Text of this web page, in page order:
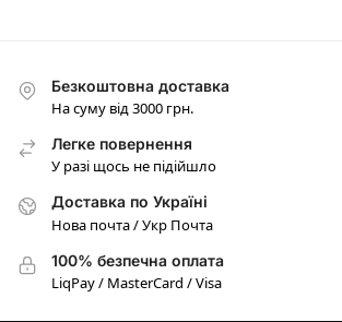
Безкоштовна доставка
На суму від 3000 грн.
Легке повернення
У разі щось не підійшло
Доставка по Україні
Нова почта / Укр Почта
100% безпечна оплата
LiqPay / MasterCard / Visa